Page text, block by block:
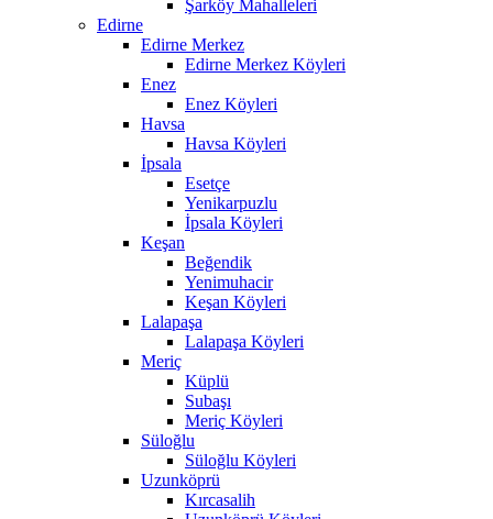
Şarköy Mahalleleri
Edirne
Edirne Merkez
Edirne Merkez Köyleri
Enez
Enez Köyleri
Havsa
Havsa Köyleri
İpsala
Esetçe
Yenikarpuzlu
İpsala Köyleri
Keşan
Beğendik
Yenimuhacir
Keşan Köyleri
Lalapaşa
Lalapaşa Köyleri
Meriç
Küplü
Subaşı
Meriç Köyleri
Süloğlu
Süloğlu Köyleri
Uzunköprü
Kırcasalih